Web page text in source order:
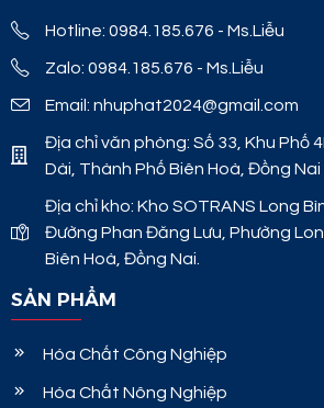
Hotline: 0984.185.676 - Ms.Liễu
Zalo: 0984.185.676 - Ms.Liễu
Email: nhuphat2024@gmail.com
Địa chỉ văn phòng: Số 33, Khu Phố
Dài, Thành Phố Biên Hoà, Đồng Nai
Địa chỉ kho: Kho SOTRANS Long
Đường Phan Đăng Lưu, Phường
Biên Hoà, Đồng Nai.
SẢN PHẨM
Hóa Chất Công Nghiệp
Hóa Chất Nông Nghiệp